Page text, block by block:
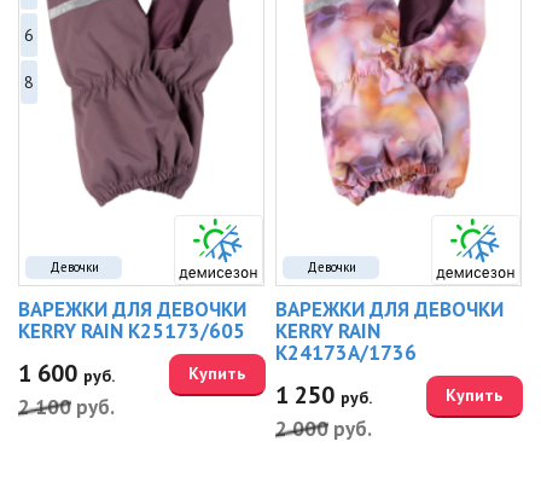
Девочки
6
8
ВАРЕЖКИ ДЛЯ ДЕВОЧКИ
KERRY RAIN K25173/605
1 600 руб.
2 100 руб.
Купить
Девочки
ВАРЕЖКИ ДЛЯ ДЕВОЧКИ
KERRY RAIN
K24173A/1736
1 250 руб.
2 000 руб.
Купить